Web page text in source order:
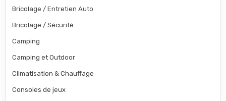
Bricolage / Entretien Auto
Bricolage / Sécurité
Camping
Camping et Outdoor
Climatisation & Chauffage
Consoles de jeux